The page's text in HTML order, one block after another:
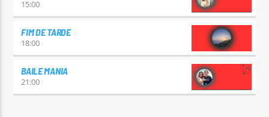
15:00
FIM DE TARDE
18:00
BAILE MANIA
21:00